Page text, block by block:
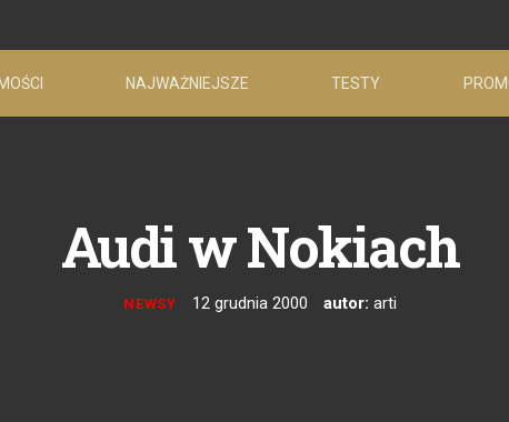
NAJWAŻNIEJSZE TESTY
Audi w Nokiach
NEWSY 12 grudnia 2000 autor: arti